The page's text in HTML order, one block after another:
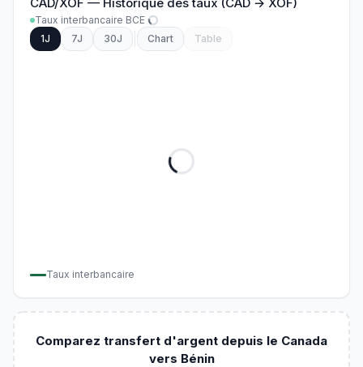
Taux interbancaire BCE
1J
7J 30J Chart Table
Taux interbancaire
Comparez transfert d'argent depuis le Canada
vers Bénin